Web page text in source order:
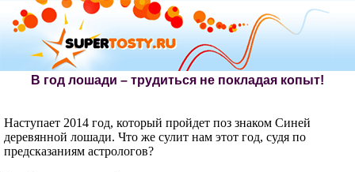
В год лошади – трудиться не покладая копыт!
Наступает 2014 год, который пройдет поз знаком Синей
деревянной лошади. Что же сулит нам этот год, судя по
предсказаниям астрологов?